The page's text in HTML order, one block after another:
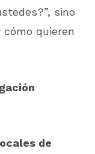
sino
quieren
de